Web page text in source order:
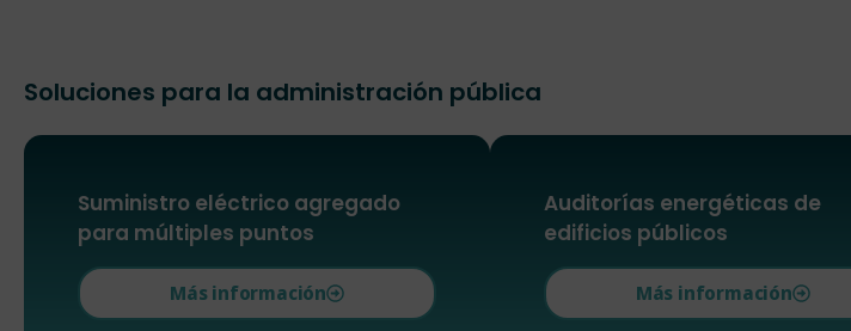
Soluciones para la administración pública
Suministro eléctrico agregado
para múltiples puntos
Más información
Auditorías energéticas de
edificios públicos
Más información